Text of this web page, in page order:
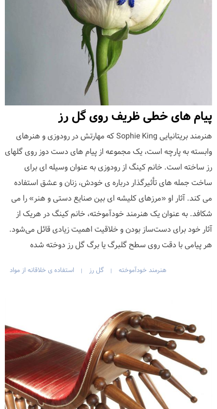
پیام های خطی ظریف روی گل رز
هنرمند بریتانیایی Sophie King که مهارتش در رودوزی و هنرهای
وابسته به پارچه است، یک مجموعه از پیام های دست دوز روی گلهای
رز ساخته است. خانم کینگ از رودوزی به عنوان وسیله ای برای
ساخت جمله های تأثیرگذار درباره ی خودش، زنان و عشق استفاده
می کند. آثار او «مرزهای کلیشه ای بین صنایع دستی و هنر» را می
شکافد. به عنوان یک هنرمند خودآموخته، خانم کینگ در هریک از
آثار خود برای دست‌ساز بودن و خلاقیت اهمیت زیادی قائل می‌شود.
هر پیامی با دقت روی سطح گلبرگ یا برگ گل رز دوخته شده
هنرمند خودآموخته | گل رز | استفاده ی خلاقانه از مواد